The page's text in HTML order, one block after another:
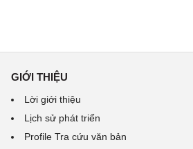
GIỚI THIỆU
Lời giới thiệu
Lịch sử phát triển
Profile Tra cứu văn bản